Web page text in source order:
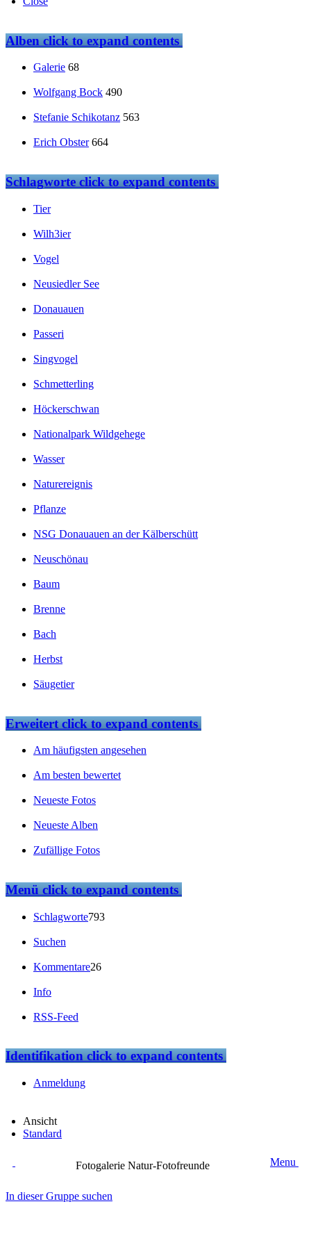
Albenclick to expand contents
Galerie 68
Wolfgang Bock 490
Stefanie Schikotanz 563
Erich Obster 664
Schlagworteclick to expand contents
Tier
Wilh3ier
Vogel
Neusiedler See
Donauauen
Passeri
Singvogel
Schmetterling
Höckerschwan
Nationalpark Wildgehege
Wasser
Naturereignis
Pflanze
NSG Donauauen an der Kälberschütt
Neuschönau
Baum
Brenne
Bach
Herbst
Säugetier
Erweitertclick to expand contents
Am häufigsten angesehen
Am besten bewertet
Neueste Fotos
Neueste Alben
Zufällige Fotos
Menüclick to expand contents
Schlagworte793
Suchen
Kommentare26
Info
RSS-Feed
Identifikationclick to expand contents
Anmeldung
Ansicht
Standard
Fotogalerie Natur-Fotofreunde Menu
In dieser Gruppe suchen